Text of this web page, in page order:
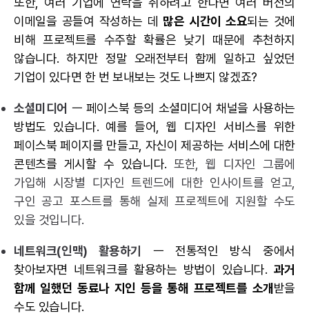
이메일을 공들여 작성하는 데 많은 시간이 소요되는 것에
비해 프로젝트를 수주할 확률은 낮기 때문에 추천하지
않습니다. 하지만 정말 오래전부터 함께 일하고 싶었던
기업이 있다면 한 번 보내보는 것도 나쁘지 않겠죠?
소셜미디어 ㅡ 페이스북 등의 소셜미디어 채널을 사용하는
방법도 있습니다. 예를 들어, 웹 디자인 서비스를 위한
페이스북 페이지를 만들고, 자신이 제공하는 서비스에 대한
콘텐츠를 게시할 수 있습니다.또한, 웹 디자인 그룹에
가입해 시장별 디자인 트렌드에 대한 인사이트를 얻고,
구인 공고 포스트를 통해 실제 프로젝트에 지원할 수도
있을 것입니다.
네트워크(인맥) 활용하기 ㅡ 전통적인 방식 중에서
찾아보자면 네트워크를 활용하는 방법이 있습니다. 과거
함께 일했던 동료나 지인 등을 통해 프로젝트를 소개받을
수도 있습니다.